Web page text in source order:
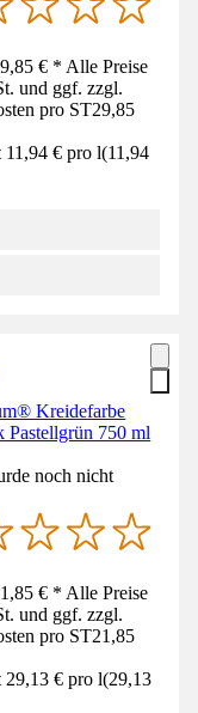
€ * Alle Preise
und ggf. zzgl.
pro ST29,85
11,94 € pro l(11,94
Kreidefarbe
Pastellgrün 750 ml
noch nicht
€ * Alle Preise
und ggf. zzgl.
pro ST21,85
29,13 € pro l(29,13